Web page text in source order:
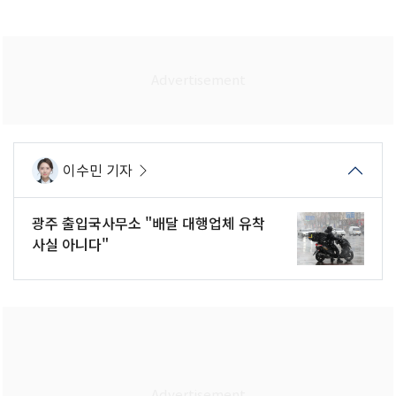
이수민 기자
광주 출입국사무소 "배달 대행업체 유착
사실 아니다"